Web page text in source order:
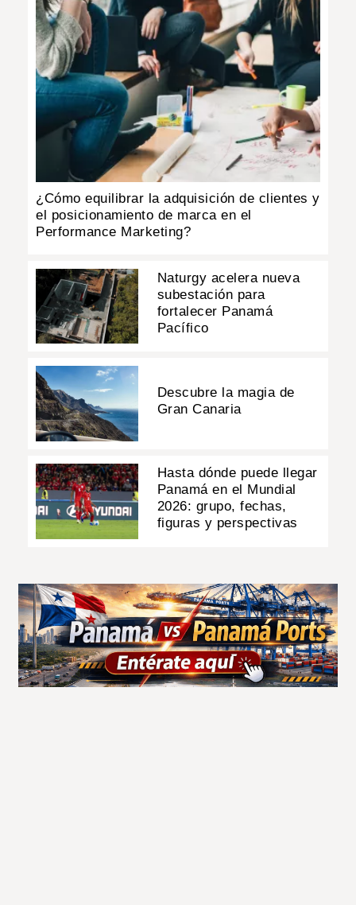
IMPRESO
¿Cómo equilibrar la adquisición de clientes y
el posicionamiento de marca en el
Performance Marketing?
Naturgy acelera nueva
subestación para
fortalecer Panamá
Pacífico
Descubre la magia de
Gran Canaria
Hasta dónde puede llegar
Panamá en el Mundial
2026: grupo, fechas,
figuras y perspectivas